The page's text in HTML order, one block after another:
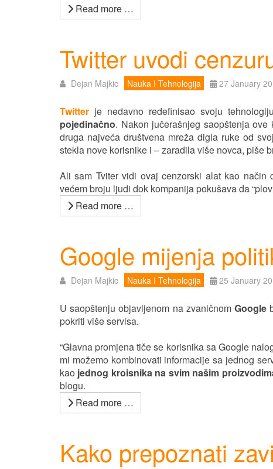
Read more …
Twitter uvodi
Dejan Majkic Nauka I Tehnologija 27 January
Twitter je nedavno redefinisao svoju
pojedinačno. Nakon jučerašnjeg saopštenja
druga najveća društvena mreža digla ruke od
stekla nove korisnike i – zaradila više novca, piše
Ali sam Tviter vidi ovaj cenzorski alat kao
većem broju ljudi dok kompanija pokušava da
Read more …
Google mijenja
Dejan Majkic Nauka I Tehnologija 25 January
U saopštenju objavljenom na zvaničnom Google
pokriti više servisa.
“Glavna promjena tiče se korisnika sa Google
mi možemo kombinovati informacije sa jednog
kao jednog kroisnika na svim našim
blogu.
Read more …
Kako prepoznati